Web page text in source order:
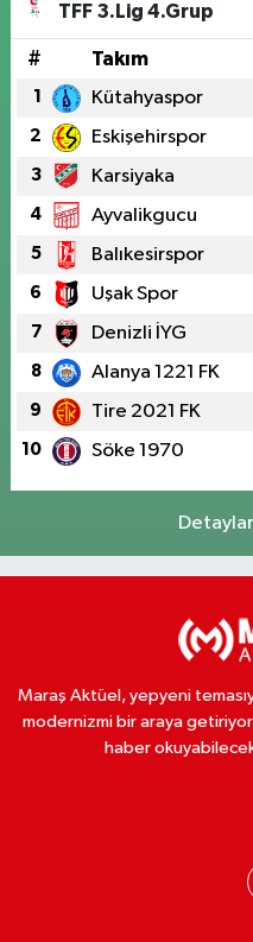
TFF 3.Lig 4.Grup
# Takım
1 Kütahyaspor
2 Eskişehirspor
3 Karsiyaka
4 Ayvalikgucu
5 Balıkesirspor
6 Uşak Spor
7 Denizli İYG
8 Alanya 1221 FK
9 Tire 2021 FK
10 Söke 1970
Maraş Aktüel, yepyeni
modernizmi bir araya
haber